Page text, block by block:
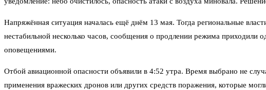
Напряжённая ситуация началась ещё днём 13 мая. Тогда региональные
нестабильной несколько часов, сообщения о продлении режима приходили
оповещениями.
Отбой авиационной опасности объявили в 4:52 утра. Время выбрано не
применения вражеских дронов или других средств поражения, которые